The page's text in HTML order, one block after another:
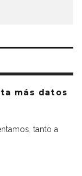
más datos
tanto a